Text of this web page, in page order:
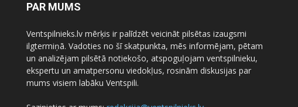
PAR MUMS
Ventspilnieks.lv mērķis ir palīdzēt veicināt pilsētas izaugsmi
ilgtermiņā. Vadoties no šī skatpunkta, mēs informējam, pētam
un analizējam pilsētā notiekošo, atspoguļojam ventspilnieku,
ekspertu un amatpersonu viedokļus, rosinām diskusijas par
mums visiem labāku Ventspili.